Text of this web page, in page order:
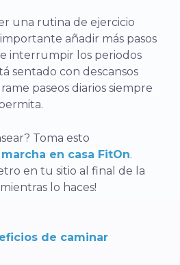
una rutina de ejercicio
añadir más pasos
interrumpir los periodos
sentado con descansos
paseos diarios siempre
Toma esto
en casa FitOn.
en tu sitio al final de la
lo haces!
de caminar